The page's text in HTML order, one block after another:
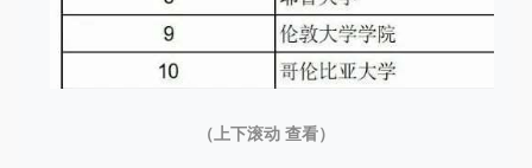
（上下滚动 查看）